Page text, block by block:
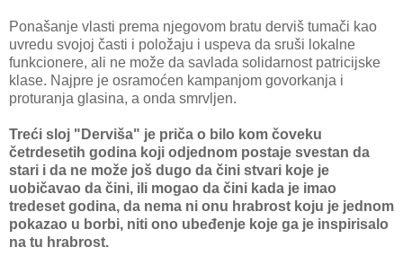
Ponašanje vlasti prema njegovom bratu derviš tumači kao
uvredu svojoj časti i položaju i uspeva da sruši lokalne
funkcionere, ali ne može da savlada solidarnost patricijske
klase. Najpre je osramoćen kampanjom govorkanja i
proturanja glasina, a onda smrvljen.
Treći sloj "Derviša" je priča o bilo kom čoveku
četrdesetih godina koji odjednom postaje svestan da
stari i da ne može još dugo da čini stvari koje je
uobičavao da čini, ili mogao da čini kada je imao
tredeset godina, da nema ni onu hrabrost koju je jednom
pokazao u borbi, niti ono ubeđenje koje ga je inspirisalo
na tu hrabrost.